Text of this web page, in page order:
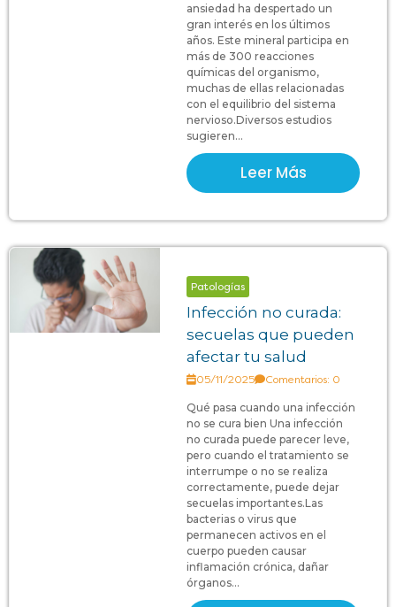
ansiedad ha despertado un
gran interés en los últimos
años. Este mineral participa en
más de 300 reacciones
químicas del organismo,
muchas de ellas relacionadas
con el equilibrio del sistema
nervioso.Diversos estudios
sugieren...
Leer Más
Patologías
Infección no curada:
secuelas que pueden
afectar tu salud
05/11/2025 Comentarios: 0
Qué pasa cuando una infección
no se cura bien Una infección
no curada puede parecer leve,
pero cuando el tratamiento se
interrumpe o no se realiza
correctamente, puede dejar
secuelas importantes.Las
bacterias o virus que
permanecen activos en el
cuerpo pueden causar
inflamación crónica, dañar
órganos...